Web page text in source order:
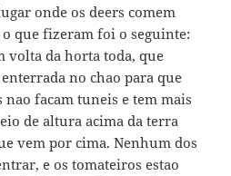
onde os deers comem
que fizeram foi o seguinte:
volta da horta toda, que
no chao para que
nao facam tuneis e tem mais
de altura acima da terra
vem por cima. Nenhum dos
e os tomateiros estao